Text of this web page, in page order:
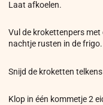
Laat afkoelen.
Vul de krokettenpers met
nachtje rusten in de frigo.
Snijd de kroketten
Klop in één kommetje 2